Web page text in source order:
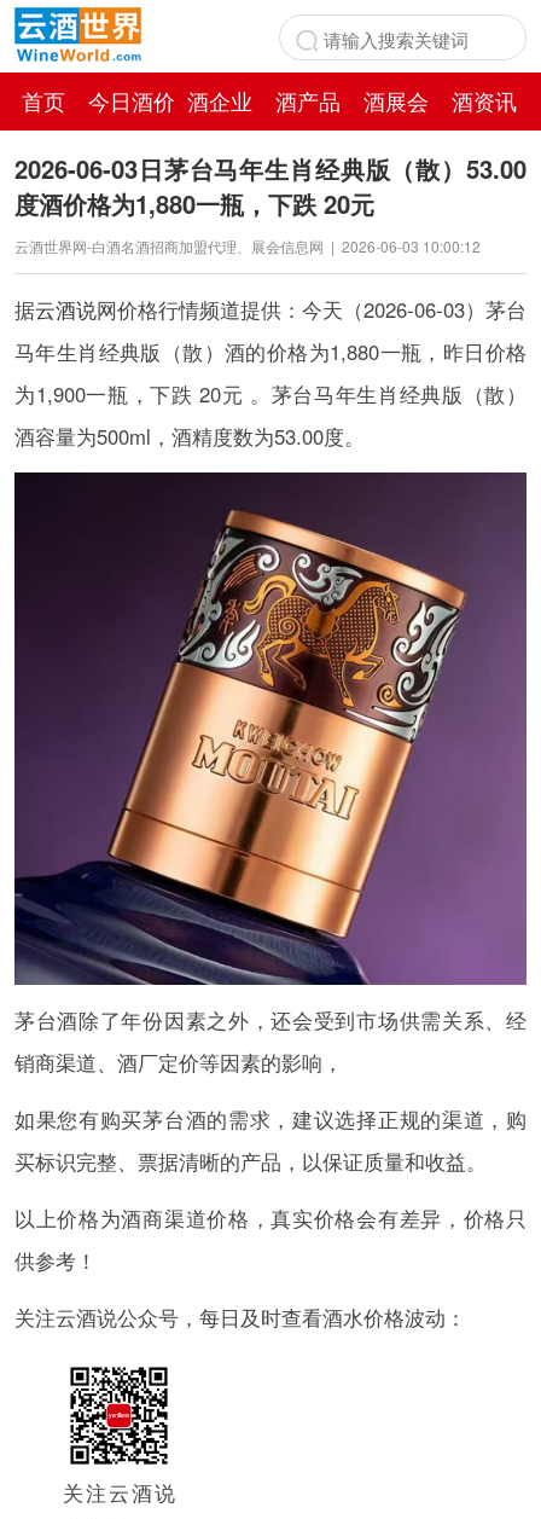
首页 今日酒价 酒企业 酒产品 酒展会
酒资讯
百科
2026-06-03日茅台马年生肖经典版（散）53.00
度酒价格为1,880一瓶，下跌 20元
云酒世界网-白酒名酒招商加盟代理、展会信息网 | 2026-06-03 10:00:12
据云酒说网价格行情频道提供：今天（2026-06-03）茅台
马年生肖经典版（散）酒的价格为1,880一瓶，昨日价格
为1,900一瓶，下跌 20元 。茅台马年生肖经典版（散）
酒容量为500ml，酒精度数为53.00度。
茅台酒除了年份因素之外，还会受到市场供需关系、经
销商渠道、酒厂定价等因素的影响，
如果您有购买茅台酒的需求，建议选择正规的渠道，购
买标识完整、票据清晰的产品，以保证质量和收益。
以上价格为酒商渠道价格，真实价格会有差异，价格只
供参考！
关注云酒说公众号，每日及时查看酒水价格波动：
关注云酒说